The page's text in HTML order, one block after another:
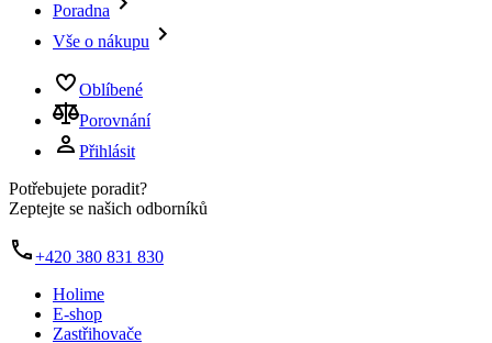
Poradna
Vše o nákupu
Oblíbené
Porovnání
Přihlásit
Potřebujete poradit?
Zeptejte se našich odborníků
+420 380 831 830
Holime
E-shop
Zastřihovače